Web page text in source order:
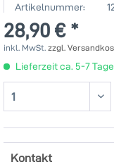
Artikelnummer:
28,90 € *
inkl. MwSt. zzgl.
Lieferzeit ca. 5-7 Tage
Kontakt